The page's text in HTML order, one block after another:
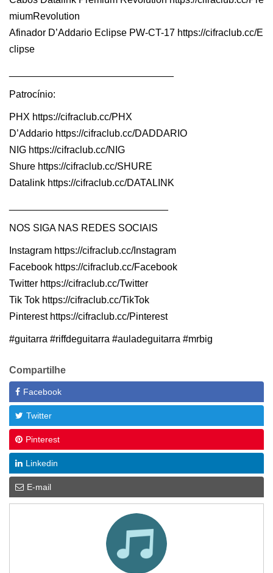
miumRevolution
Afinador D’Addario Eclipse PW-CT-17 https://cifraclub.cc/E
clipse
Patrocínio:
PHX https://cifraclub.cc/PHX
D’Addario https://cifraclub.cc/DADDARIO
NIG https://cifraclub.cc/NIG
Shure https://cifraclub.cc/SHURE
Datalink https://cifraclub.cc/DATALINK
NOS SIGA NAS REDES SOCIAIS
Instagram https://cifraclub.cc/Instagram
Facebook https://cifraclub.cc/Facebook
Twitter https://cifraclub.cc/Twitter
Tik Tok https://cifraclub.cc/TikTok
Pinterest https://cifraclub.cc/Pinterest
#guitarra #riffdeguitarra #auladeguitarra #mrbig
Compartilhe
Facebook
Twitter
Pinterest
Linkedin
E-mail